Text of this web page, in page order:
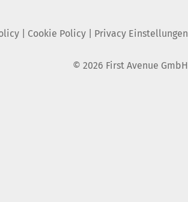
| Cookie Policy| Privacy Einstellungen
© 2026 First Avenue GmbH